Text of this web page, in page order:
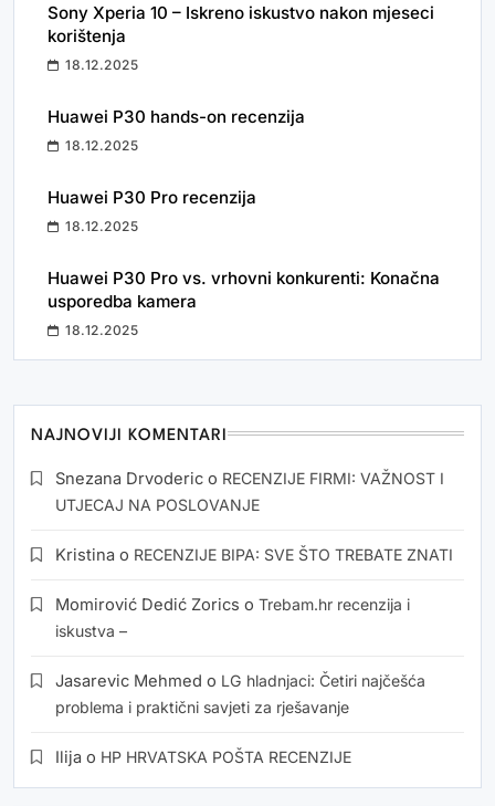
Sony Xperia 10 – Iskreno iskustvo nakon mjeseci
korištenja
18.12.2025
Huawei P30 hands-on recenzija
18.12.2025
Huawei P30 Pro recenzija
18.12.2025
Huawei P30 Pro vs. vrhovni konkurenti: Konačna
usporedba kamera
18.12.2025
NAJNOVIJI KOMENTARI
Snezana Drvoderic o RECENZIJE FIRMI: VAŽNOST I
UTJECAJ NA POSLOVANJE
Kristina o RECENZIJE BIPA: SVE ŠTO TREBATE ZNATI
Momirović Dedić Zorics o Trebam.hr recenzija i
iskustva –
Jasarevic Mehmed o LG hladnjaci: Četiri najčešća
problema i praktični savjeti za rješavanje
Ilija o HP HRVATSKA POŠTA RECENZIJE